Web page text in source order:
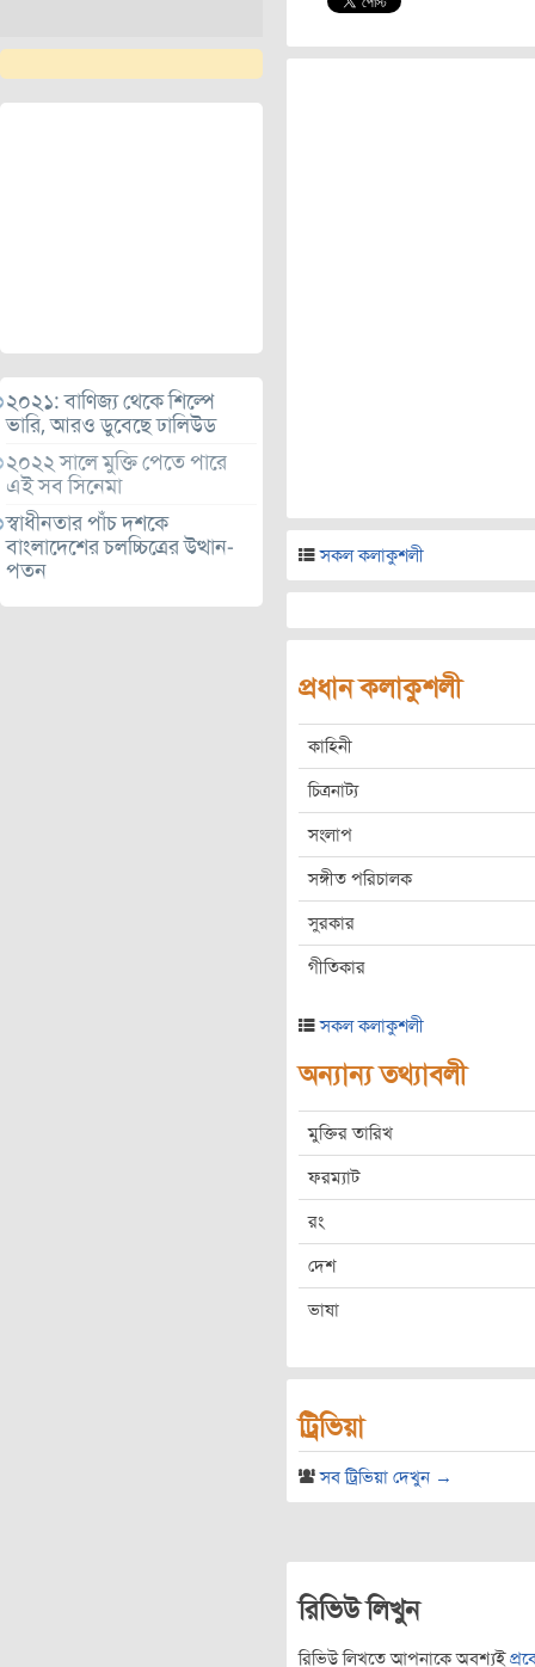
২০২১: বাণিজ্য থেকে শিল্পে
ভারি, আরও ডুবেছে ঢালিউড
২০২২ সালে মুক্তি পেতে পারে
এই সব সিনেমা
স্বাধীনতার পাঁচ দশকে
বাংলাদেশের চলচ্চিত্রের উত্থান-
পতন
সকল কলাকুশলী
প্রধান কলাকুশলী
কাহিনী
চিত্রনাট্য
সংলাপ
সঙ্গীত পরিচালক
সুরকার
গীতিকার
সকল কলাকুশলী
অন্যান্য তথ্যাবলী
মুক্তির তারিখ
ফরম্যাট
রং
দেশ
ভাষা
ট্রিভিয়া
সব ট্রিভিয়া দেখুন →
রিভিউ লিখুন
রিভিউ লিখতে আপনাকে অবশ্যই